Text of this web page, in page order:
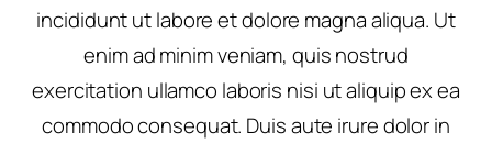
incididunt ut labore et dolore magna aliqua. Ut
enim ad minim veniam, quis nostrud
exercitation ullamco laboris nisi ut aliquip ex ea
commodo consequat. Duis aute irure dolor in